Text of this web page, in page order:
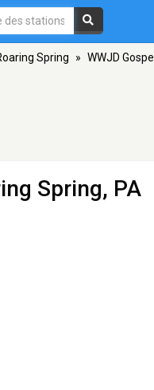
Spring » WWJD Gospel
Spring, PA